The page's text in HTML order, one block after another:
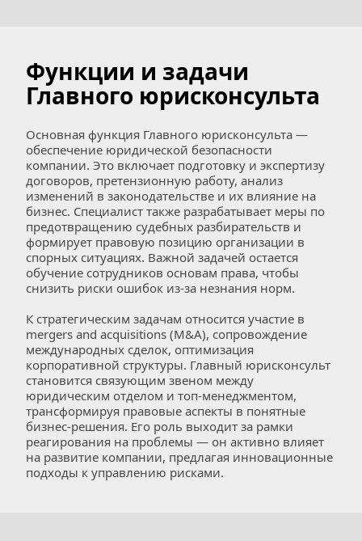
Функции и задачи
Главного юрисконсульта
Основная функция Главного юрисконсульта —
обеспечение юридической безопасности
компании. Это включает подготовку и экспертизу
договоров, претензионную работу, анализ
изменений в законодательстве и их влияние на
бизнес. Специалист также разрабатывает меры по
предотвращению судебных разбирательств и
формирует правовую позицию организации в
спорных ситуациях. Важной задачей остается
обучение сотрудников основам права, чтобы
снизить риски ошибок из-за незнания норм.
К стратегическим задачам относится участие в
mergers and acquisitions (M&A), сопровождение
международных сделок, оптимизация
корпоративной структуры. Главный юрисконсульт
становится связующим звеном между
юридическим отделом и топ-менеджментом,
трансформируя правовые аспекты в понятные
бизнес-решения. Его роль выходит за рамки
реагирования на проблемы — он активно влияет
на развитие компании, предлагая инновационные
подходы к управлению рисками.